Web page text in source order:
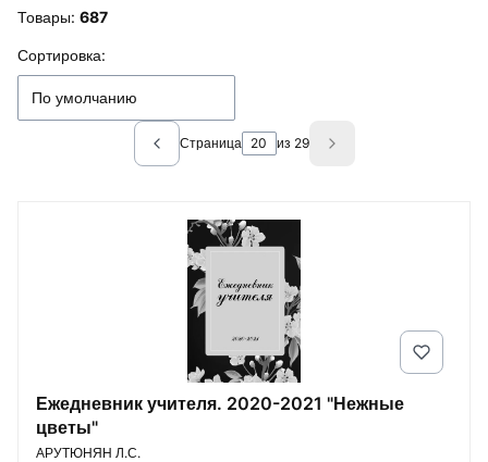
Товары: 687
Список товаров
Сортировка:
По умолчанию
Previous products
Страница из 29 Next products
Ежедневник учителя. 2020-2021 "Нежные
цветы"
ПРОИЗВОДИТЕЛЬ
АРУТЮНЯН Л.С.